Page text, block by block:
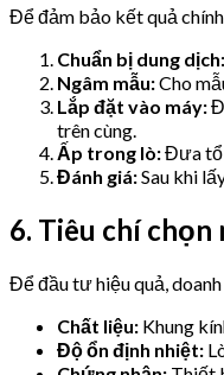
Để đảm bảo kết quả
Chuẩn bị dung dịch:
Ngâm mẫu:Cho
Lắp đặt vào máy:
trên cùng.
Ấp trong lò:Đưa tổ
Đánh giá:Sau khi
6. Tiêu chí chọn
Để đầu tư hiệu quả,
Chất liệu: Khung
Độ ổn định nhiệt: